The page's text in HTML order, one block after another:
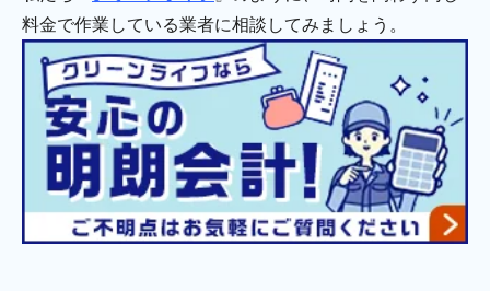
料金で作業している業者に相談してみましょう。